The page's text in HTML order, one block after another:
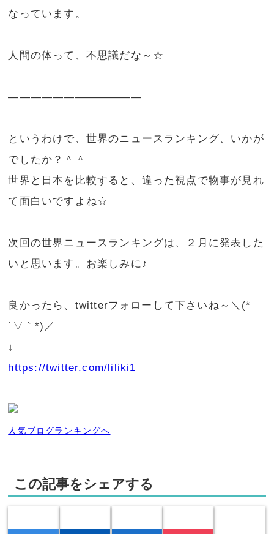
なっています。
人間の体って、不思議だな～☆
————————————
というわけで、世界のニュースランキング、いかが
でしたか？＾＾
世界と日本を比較すると、違った視点で物事が見れ
て面白いですよね☆
次回の世界ニュースランキングは、２月に発表した
いと思います。お楽しみに♪
良かったら、twitterフォローして下さいね～＼(*
´▽｀*)／
↓
https://twitter.com/liliki1
人気ブログランキングへ
この記事をシェアする